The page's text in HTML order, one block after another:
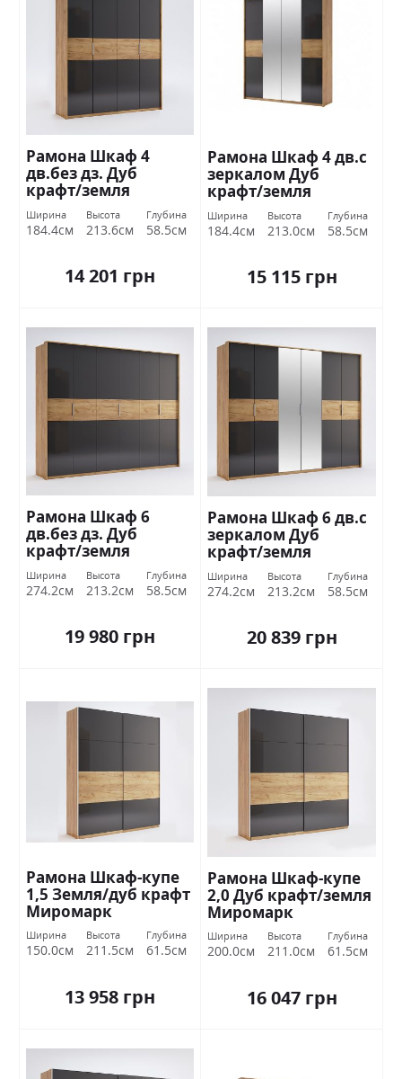
Рамона Шкаф 4
дв.без дз. Дуб
крафт/земля
Миромарк
Ширина
184.4см
Высота
213.6см
Глубина
58.5см
14 201 грн
Рамона Шкаф 4 дв.с
зеркалом Дуб
крафт/земля
Миромарк
Ширина
184.4см
Высота
213.0см
Глубина
58.5см
15 115 грн
Рамона Шкаф 6
дв.без дз. Дуб
крафт/земля
Миромарк
Ширина
274.2см
Высота
213.2см
Глубина
58.5см
19 980 грн
Рамона Шкаф 6 дв.с
зеркалом Дуб
крафт/земля
Миромарк
Ширина
274.2см
Высота
213.2см
Глубина
58.5см
20 839 грн
Рамона Шкаф-купе
1,5 Земля/дуб крафт
Миромарк
Ширина
150.0см
Высота
211.5см
Глубина
61.5см
13 958 грн
Рамона Шкаф-купе
2,0 Дуб крафт/земля
Миромарк
Ширина
200.0см
Высота
211.0см
Глубина
61.5см
16 047 грн